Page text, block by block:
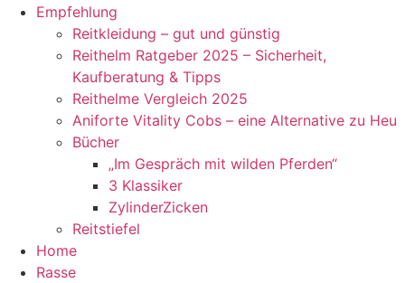
Empfehlung
Reitkleidung – gut und günstig
Reithelm Ratgeber 2025 – Sicherheit,
Kaufberatung & Tipps
Reithelme Vergleich 2025
Aniforte Vitality Cobs – eine Alternative zu Heu
Bücher
„Im Gespräch mit wilden Pferden“
3 Klassiker
ZylinderZicken
Reitstiefel
Home
Rasse